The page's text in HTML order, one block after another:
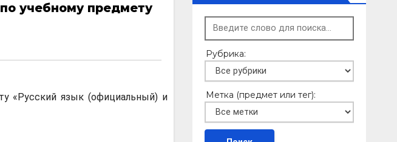
учебному предмету
«Русский язык (официальный) и
Рубрика:
Метка (предмет или тег):